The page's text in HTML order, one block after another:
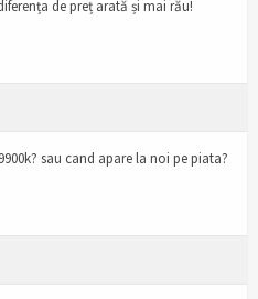
de preț arată și mai rău!
sau cand apare la noi pe piata?